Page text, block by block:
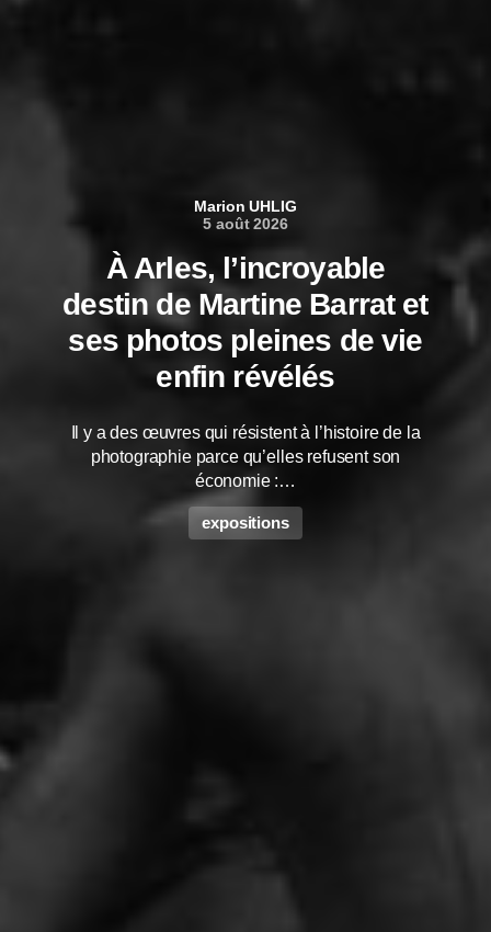
Marion UHLIG
5 août 2026
À Arles, l’incroyable
destin de Martine Barrat et
ses photos pleines de vie
enfin révélés
Il y a des œuvres qui résistent à l’histoire de la
photographie parce qu’elles refusent son
économie :…
expositions